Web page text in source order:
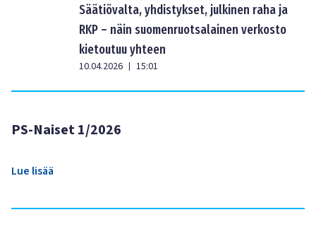
Säätiövalta, yhdistykset, julkinen raha ja
RKP – näin suomenruotsalainen verkosto
kietoutuu yhteen
10.04.2026 | 15:01
PS-Naiset 1/2026
Lue lisää